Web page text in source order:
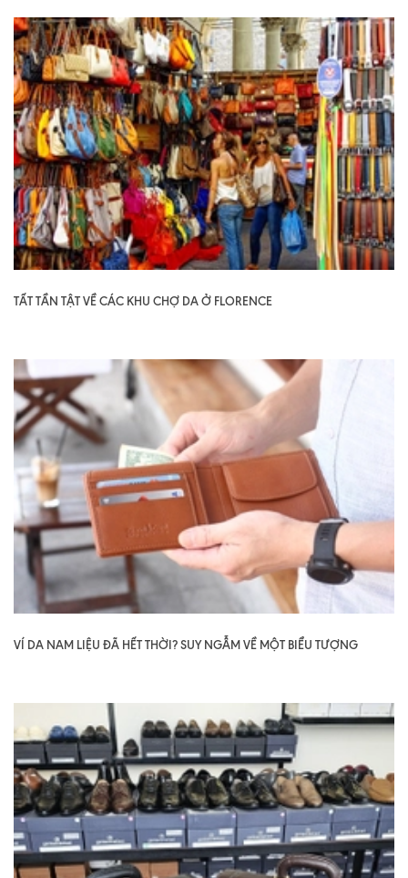
TẤT TẦN TẬT VỀ CÁC KHU CHỢ DA Ở FLORENCE
VÍ DA NAM LIỆU ĐÃ HẾT THỜI? SUY NGẪM VỀ MỘT BIỂU TƯỢNG